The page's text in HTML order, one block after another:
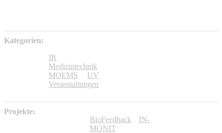
Kategorien:
IR
Medizintechnik
MOEMS
UV
Veranstaltungen
Projekte:
BioFeedback
IN-
MONIT